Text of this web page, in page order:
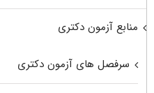
منابع آزمون دکتری
سرفصل های آزمون دکتری